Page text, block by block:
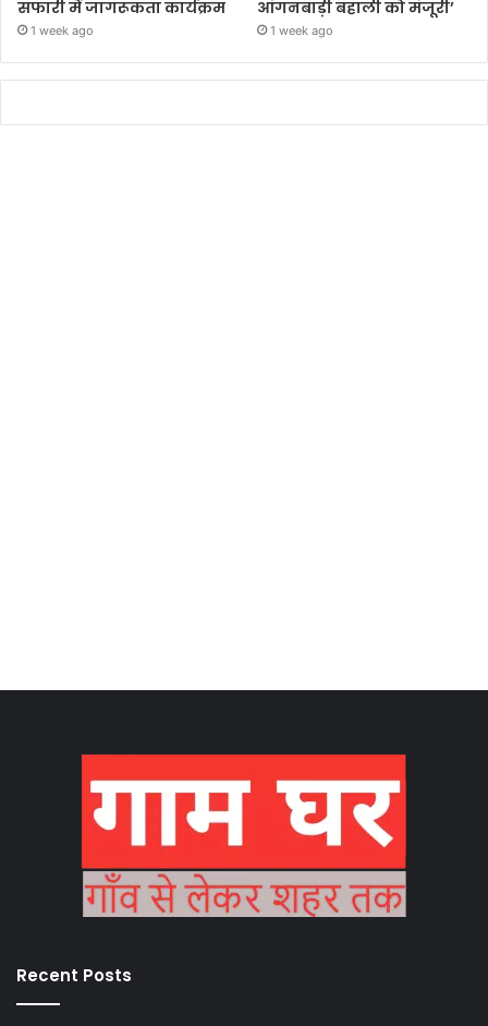
सफारी में जागरूकता कार्यक्रम
1 week ago
आंगनबाड़ी बहाली को मंजूरी’
1 week ago
Recent Posts